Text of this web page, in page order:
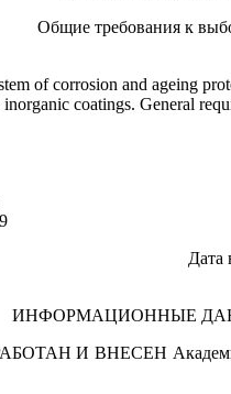
Общие требования к
of corrosion and ageing
coatings. General
Дата
ИНФОРМАЦИОННЫЕ
И ВНЕСЕН